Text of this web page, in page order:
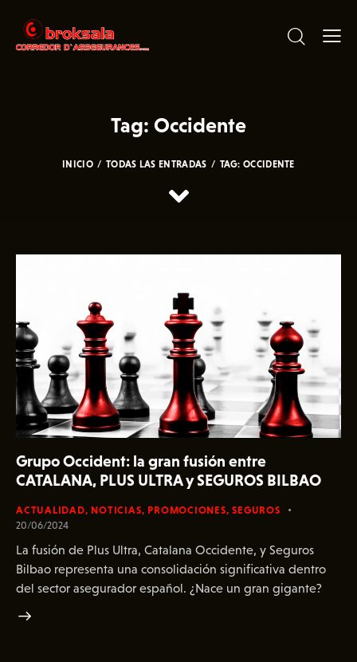
Tag: Occidente
INICIO TODAS LAS ENTRADAS TAG: OCCIDENTE
Grupo Occident: la gran fusión entre
CATALANA, PLUS ULTRA y SEGUROS BILBAO
ACTUALIDAD,NOTICIAS, PROMOCIONES,SEGUROS
20/06/2024
La fusión de Plus Ultra, Catalana Occidente, y Seguros
Bilbao representa una consolidación significativa dentro
del sector asegurador español. ¿Nace un gran gigante?